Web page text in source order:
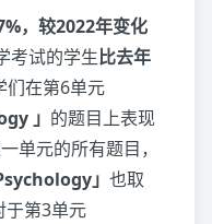
，较2022年变化
考试的学生比去年
们在第6单元
」 的题目上表现
单元的所有题目，
」 也取
于第3单元